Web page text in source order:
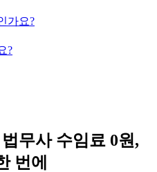
가요?
?
무사 수임료 0원,
번에